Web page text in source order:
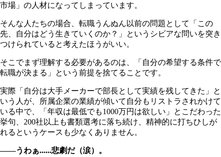
市場」の人材になってしまっています。
そんな人たちの場合、転職うんぬん以前の問題として「この
先、自分はどう生きていくのか？」というシビアな問いを突き
つけられていると考えたほうがいい。
そこでまず理解する必要があるのは、「自分の希望する条件で
転職が決まる」という前提を捨てることです。
実際「自分は大手メーカーで部長として実績を残してきた」と
いう人が、所属企業の業績が傾いて自分もリストラされかけて
いる中で、「年収は最低でも1000万円は欲しい」とこだわった
挙句、200社以上も書類選考に落ち続け、精神的に打ちひしが
れるというケースも少なくありません。
――うわぁ......悲劇だ（涙）。